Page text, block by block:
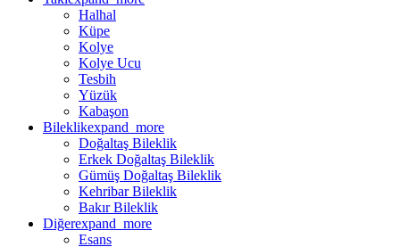
Halhal
Küpe
Kolye
Kolye Ucu
Tesbih
Yüzük
Kabaşon
Bileklikexpand_more
Doğaltaş Bileklik
Erkek Doğaltaş Bileklik
Gümüş Doğaltaş Bileklik
Kehribar Bileklik
Bakır Bileklik
Diğerexpand_more
Esans